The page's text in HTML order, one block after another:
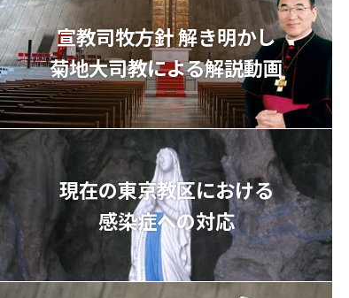
宣教司牧⽅針 解き明かし
菊地⼤司教による解説動画
現在の東京教区における
感染症への対応